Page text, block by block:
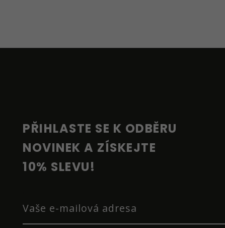
Z
PŘIHLASTE SE K ODBĚRU
NOVINEK A ZÍSKEJTE
10% SLEVU!